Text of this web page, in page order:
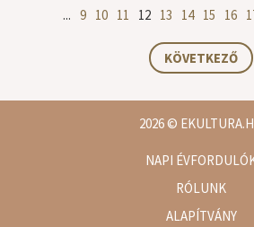
... 9 10 11 12 13 14 15 16
KÖVETKEZŐ
2026©
NAPI
RÓLUNK
ALAPÍTVÁNY